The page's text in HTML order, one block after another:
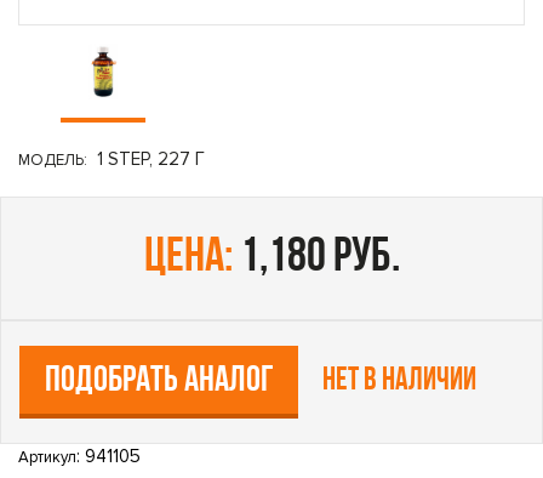
МОДЕЛЬ: 1 STEP, 227 Г
цена: 1,180 руб.
ПОДОБРАТЬ АНАЛОГ Нет в наличии
Артикул: 941105